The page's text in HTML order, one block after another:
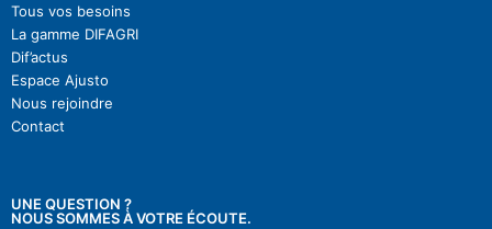
Tous vos besoins
La gamme DIFAGRI
Dif’actus
Espace Ajusto
Nous rejoindre
Contact
UNE QUESTION ?
NOUS SOMMES À VOTRE ÉCOUTE.